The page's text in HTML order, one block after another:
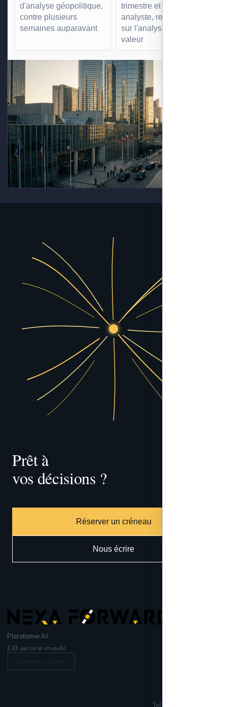
d'analyse géopolitique,
contre plusieurs
semaines auparavant
trimestre et par
analyste, redéployés
sur l'analyse à forte
valeur
Prêt à
tracer
vos décisions ?
Réserver un créneau
Nous écrire
Plateforme AI
L'IA qui tient en audit.
Tel: +33 6 99 02 72 50